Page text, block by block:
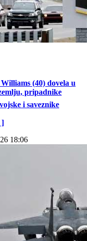
(40) dovela u
pripadnike
i saveznike
]
18:06